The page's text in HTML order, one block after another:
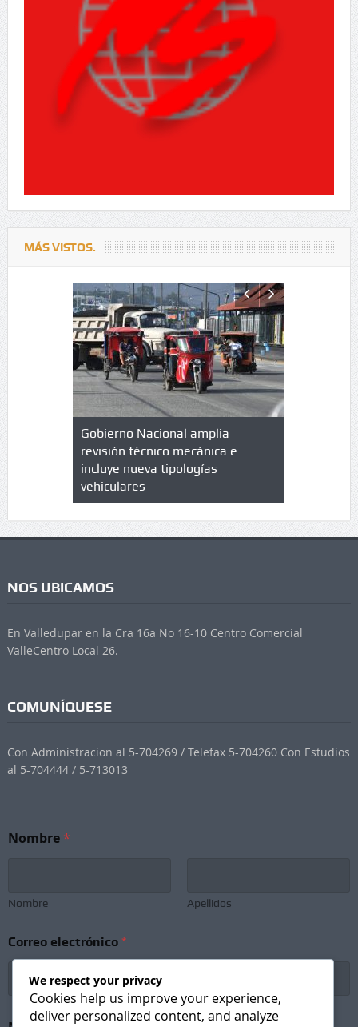
MÁS VISTOS.
en
Gobierno Nacional amplia
revisión técnico mecánica e
incluye nueva tipologías
vehiculares
NOS UBICAMOS
En Valledupar en la Cra 16a No 16-10 Centro Comercial
ValleCentro Local 26.
COMUNÍQUESE
Con Administracion al 5-704269 / Telefax 5-704260 Con Estudios
al 5-704444 / 5-713013
Nombre*
Nombre Apellidos
Correo electrónico *
We respect your privacy
Cookies help us improve your experience,
deliver personalized content, and analyze